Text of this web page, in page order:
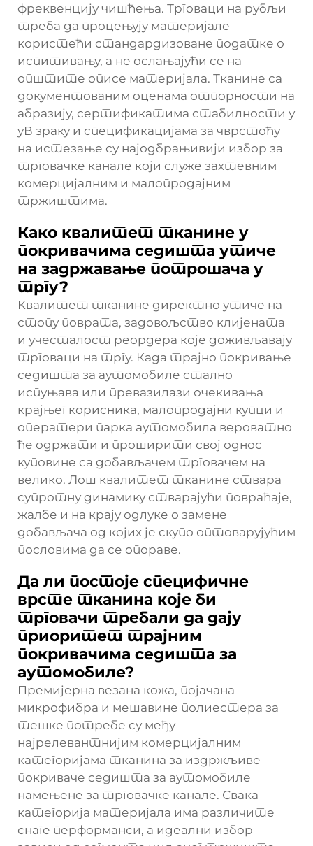
фреквенцију чишћења. Трговаци на рубљи
треба да процењују материјале
користећи стандардизоване податке о
испитивању, а не ослањајући се на
општите описе материјала. Тканине са
документованим оценама отпорности на
абразију, сертификатима стабилности у
уВ зраку и спецификацијама за чврстоћу
на истезање су најодбрањивији избор за
трговачке канале који служе захтевним
комерцијалним и малопродајним
тржиштима.
Како квалитет тканине у
покривачима седишта утиче
на задржавање потрошача у
тргу?
Квалитет тканине директно утиче на
стопу поврата, задовољство клијената
и учесталост реордера које доживљавају
трговаци на тргу. Када трајно покривање
седишта за аутомобиле стално
испуњава или превазилази очекивања
крајњег корисника, малопродајни купци и
оператери парка аутомобила вероватно
ће одржати и проширити свој однос
куповине са добављачем трговачем на
велико. Лош квалитет тканине ствара
супротну динамику стварајући повраћаје,
жалбе и на крају одлуке о замене
добављача од којих је скупо оптоварујућим
пословима да се опораве.
Да ли постоје специфичне
врсте тканина које би
трговачи требали да дају
приоритет трајним
покривачима седишта за
аутомобиле?
Премијерна везана кожа, појачана
микрофибра и мешавине полиестера за
тешке потребе су међу
најрелевантнијим комерцијалним
категоријама тканина за издржљиве
покриваче седишта за аутомобиле
намењене за трговачке канале. Свака
категорија материјала има различите
снаге перформанси, а идеални избор